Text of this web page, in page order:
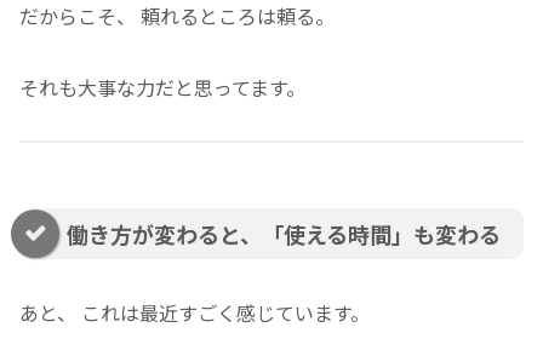
だからこそ、 頼れるところは頼る。
それも大事な力だと思ってます。
働き方が変わると、「使える時間」も変わる
あと、 これは最近すごく感じています。